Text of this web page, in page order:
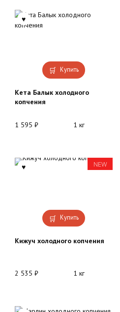
Купить
Кета Балык холодного
копчения
1 595 ₽ 1 кг
NEW
Купить
Кижуч холодного копчения
2 535 ₽ 1 кг